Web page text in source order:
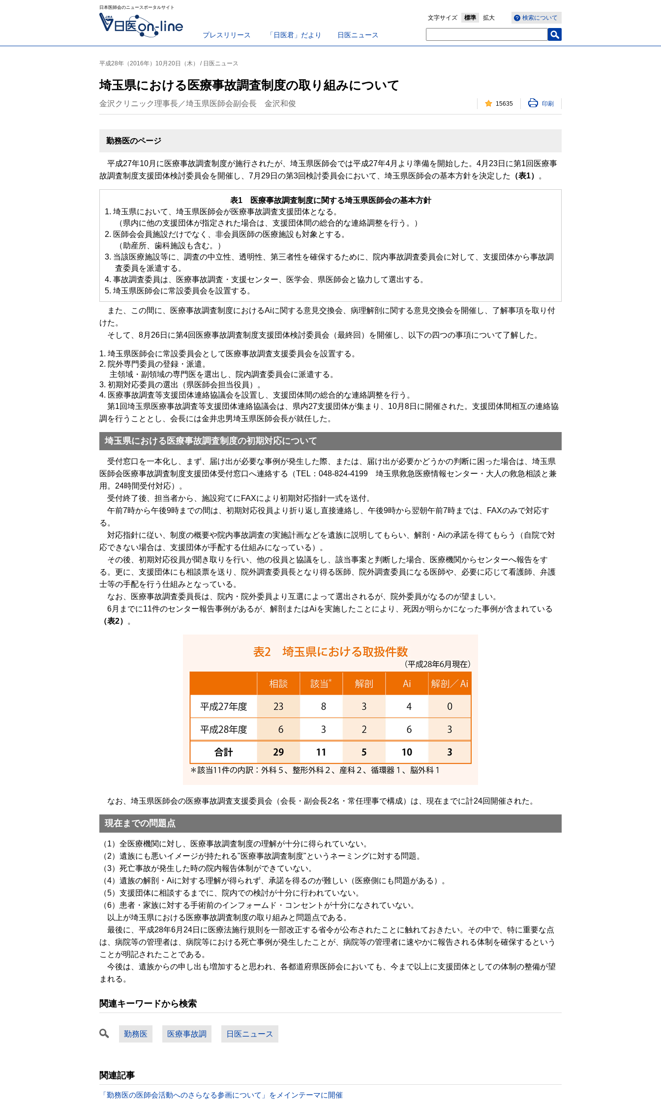
日本医師会のニュースポータルサイト
プレスリリース 「日医君」だより 日医ニュース
検索について
文字サイズ 標準 拡大
平成28年（2016年）10月20日（木） / 日医ニュース
埼玉県における医療事故調査制度の取り組みについて
金沢クリニック理事長／埼玉県医師会副会長 金沢和俊 15635 印刷
勤務医のページ
平成27年10月に医療事故調査制度が施行されたが、埼玉県医師会では平成27年4月より準備を開始した。4月23日に第1回医療事
故調査制度支援団体検討委員会を開催し、7月29日の第3回検討委員会において、埼玉県医師会の基本方針を決定した
（表1） 。
表1 医療事故調査制度に関する埼玉県医師会の基本方針
埼玉県において、埼玉県医師会が医療事故調査支援団体となる。
（県内に他の支援団体が指定された場合は、支援団体間の総合的な連絡調整を行う。）
医師会会員施設だけでなく、非会員医師の医療施設も対象とする。
（助産所、歯科施設も含む。）
当該医療施設等に、調査の中立性、透明性、第三者性を確保するために、院内事故調査委員会に対して、支援団体から事故調
査委員を派遣する。
事故調査委員は、医療事故調査・支援センター、医学会、県医師会と協力して選出する。
埼玉県医師会に常設委員会を設置する。
また、この間に、医療事故調査制度におけるAiに関する意見交換会、病理解剖に関する意見交換会を開催し、了解事項を取り付
けた。
そして、8月26日に第4回医療事故調査制度支援団体検討委員会（最終回）を開催し、以下の四つの事項について了解した。
埼玉県医師会に常設委員会として医療事故調査支援委員会を設置する。
院外専門委員の登録・派遣。
主領域・副領域の専門医を選出し、院内調査委員会に派遣する。
初期対応委員の選出（県医師会担当役員）。
医療事故調査等支援団体連絡協議会を設置し、支援団体間の総合的な連絡調整を行う。
第1回埼玉県医療事故調査等支援団体連絡協議会は、県内27支援団体が集まり、10月8日に開催された。支援団体間相互の連絡協
調を行うこととし、会長には金井忠男埼玉県医師会長が就任した。
埼玉県における医療事故調査制度の初期対応について
受付窓口を一本化し、まず、届け出が必要な事例が発生した際、または、届け出が必要かどうかの判断に困った場合は、埼玉県
医師会医療事故調査制度支援団体受付窓口へ連絡する（TEL：048-824-4199 埼玉県救急医療情報センター・大人の救急相談と兼
用。24時間受付対応）。
受付終了後、担当者から、施設宛てにFAXにより初期対応指針一式を送付。
午前7時から午後9時までの間は、初期対応役員より折り返し直接連絡し、午後9時から翌朝午前7時までは、FAXのみで対応す
る。
対応指針に従い、制度の概要や院内事故調査の実施計画などを遺族に説明してもらい、解剖・Aiの承諾を得てもらう（自院で対
応できない場合は、支援団体が手配する仕組みになっている）。
その後、初期対応役員が聞き取りを行い、他の役員と協議をし、該当事案と判断した場合、医療機関からセンターへ報告をす
る。更に、支援団体にも相談票を送り、院外調査委員長となり得る医師、院外調査委員になる医師や、必要に応じて看護師、弁護
士等の手配を行う仕組みとなっている。
なお、医療事故調査委員長は、院内・院外委員より互選によって選出されるが、院外委員がなるのが望ましい。
6月までに11件のセンター報告事例があるが、解剖またはAiを実施したことにより、死因が明らかになった事例が含まれている
（表2）
。
なお、埼玉県医師会の医療事故調査支援委員会（会長・副会長2名・常任理事で構成）は、現在までに計24回開催された。
現在までの問題点
（1）全医療機関に対し、医療事故調査制度の理解が十分に得られていない。
（2）遺族にも悪いイメージが持たれる"医療事故調査制度"というネーミングに対する問題。
（3）死亡事故が発生した時の院内報告体制ができていない。
（4）遺族の解剖・Aiに対する理解が得られず、承諾を得るのが難しい（医療側にも問題がある）。
（5）支援団体に相談するまでに、院内での検討が十分に行われていない。
（6）患者・家族に対する手術前のインフォームド・コンセントが十分になされていない。
以上が埼玉県における医療事故調査制度の取り組みと問題点である。
最後に、平成28年6月24日に医療法施行規則を一部改正する省令が公布されたことに触れておきたい。その中で、特に重要な点
は、病院等の管理者は、病院等における死亡事例が発生したことが、病院等の管理者に速やかに報告される体制を確保するという
ことが明記されたことである。
今後は、遺族からの申し出も増加すると思われ、各都道府県医師会においても、今まで以上に支援団体としての体制の整備が望
まれる。
関連キーワードから検索
勤務医 医療事故調 日医ニュース
関連記事
「勤務医の医師会活動へのさらなる参画について」をメインテーマに開催